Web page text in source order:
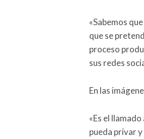
«Sabemos
que se
proceso
sus redes
En las
«Es el
pueda privar